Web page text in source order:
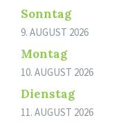
Sonntag
9. AUGUST 2026
Montag
10. AUGUST 2026
Dienstag
11. AUGUST 2026